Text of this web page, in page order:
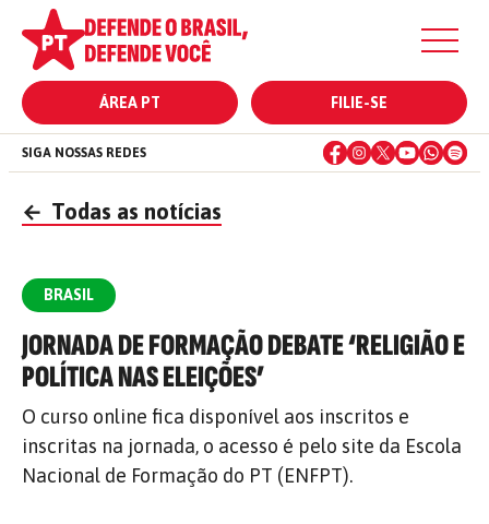
ÁREA PT FILIE-SE
SIGA NOSSAS REDES
← Todas as notícias
BRASIL
JORNADA DE FORMAÇÃO DEBATE ‘RELIGIÃO E
POLÍTICA NAS ELEIÇÕES’
O curso online fica disponível aos inscritos e
inscritas na jornada, o acesso é pelo site da Escola
Nacional de Formação do PT (ENFPT).